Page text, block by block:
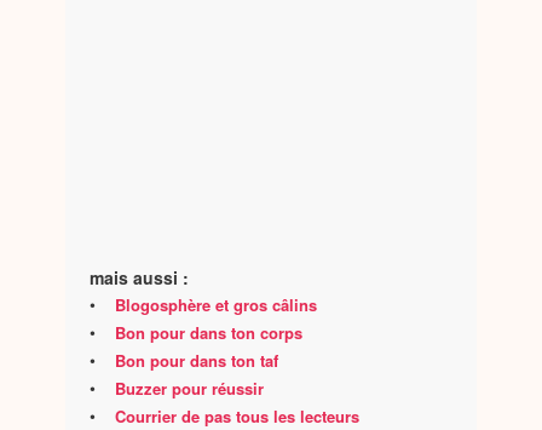
mais aussi :
• Blogosphère et gros câlins
• Bon pour dans ton corps
• Bon pour dans ton taf
• Buzzer pour réussir
• Courrier de pas tous les lecteurs